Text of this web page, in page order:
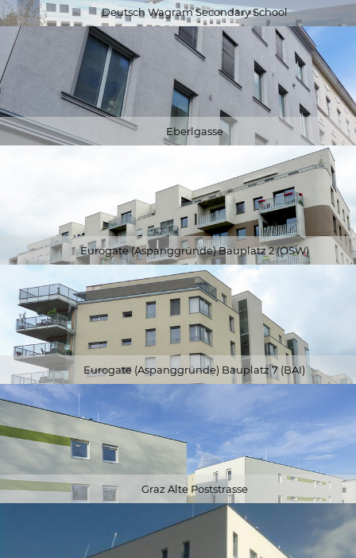
Deutsch Wagram Secondary School
Eberlgasse
Eurogate (Aspanggründe) Bauplatz 2 (ÖSW)
Eurogate (Aspanggründe) Bauplatz 7 (BAI)
Graz Alte Poststrasse